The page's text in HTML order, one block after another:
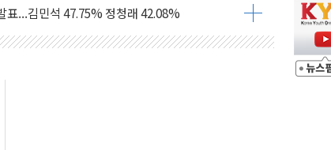
민석 45.09% 정청래 43.27% 송영길 11.63%
민석 52.64% 정청래 39.89% 송영길 7.47%
계·탄약 부족 현실화
폭우…강원 동해안 강한 비 이어져